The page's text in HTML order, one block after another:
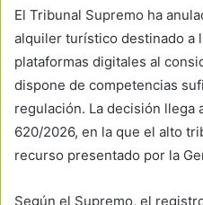
El Tribunal Supremo ha
alquiler turístico destinado a
plataformas digitales al
dispone de competencias
regulación. La decisión llega
620/2026, en la que el alto
recurso presentado por la
Según el Supremo, el